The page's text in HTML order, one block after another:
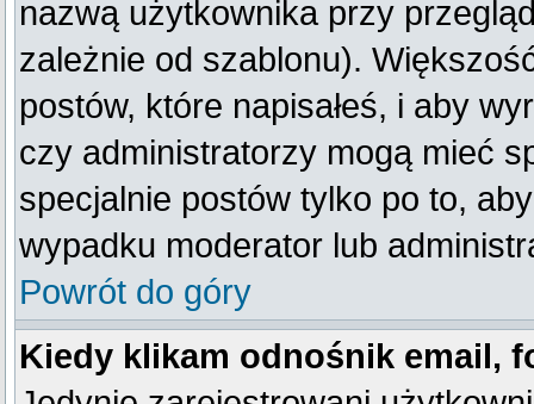
nazwą użytkownika przy
zależnie od szablonu).
postów, które napisałeś, i aby
czy administratorzy mogą mieć
specjalnie postów tylko po to,
wypadku moderator lub
Powrót do góry
Kiedy klikam odnośnik email,